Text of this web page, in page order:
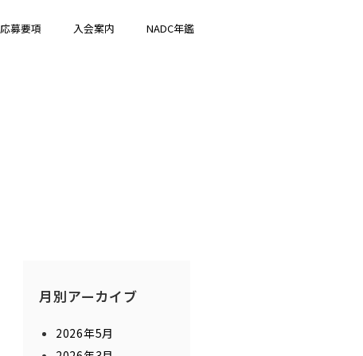
応募要項 入会案内 NADC年鑑
月別アーカイブ
2026年5月